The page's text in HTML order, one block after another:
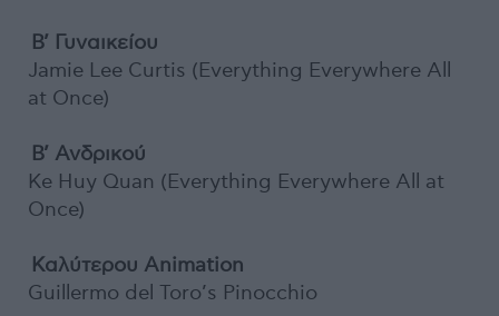
Β’ Γυναικείου
Jamie Lee Curtis (Everything Everywhere All
at Once)
Β’ Ανδρικού
Ke Huy Quan (Everything Everywhere All at
Once)
Καλύτερου Animation
Guillermo del Toro’s Pinocchio